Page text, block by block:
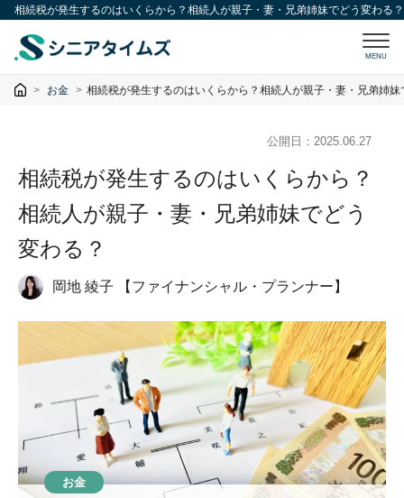
相続税が発生するのはいくらから？相続人が親子・妻・兄弟姉妹でどう変わる
MENU
お金 相続税が発生するのはいくらから？相続人が親子・妻・兄弟姉妹
公開日： 2025.06.27
相続税が発生するのはいくらから？
相続人が親子・妻・兄弟姉妹でどう
変わる？
岡地 綾子 【ファイナンシャル・プランナー】
お金